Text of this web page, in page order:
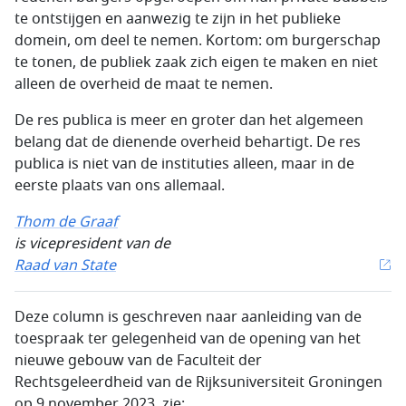
te ontstijgen en aanwezig te zijn in het publieke
domein, om deel te nemen. Kortom: om burgerschap
te tonen, de publiek zaak zich eigen te maken en niet
alleen de overheid de maat te nemen.
De res publica is meer en groter dan het algemeen
belang dat de dienende overheid behartigt. De res
publica is niet van de instituties alleen, maar in de
eerste plaats van ons allemaal.
Thom de Graaf
is vicepresident van de
Raad van State
Deze column is geschreven naar aanleiding van de
toespraak ter gelegenheid van de opening van het
nieuwe gebouw van de Faculteit der
Rechtsgeleerdheid van de Rijksuniversiteit Groningen